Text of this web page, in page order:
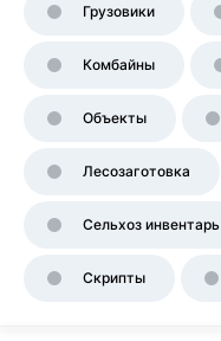
Грузовики
Комбайны
Объекты
Лесозаготовка
Сельхоз инвентарь
Скрипты